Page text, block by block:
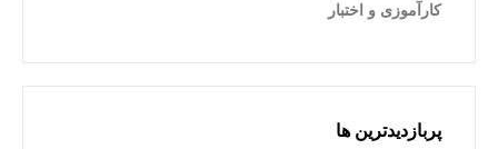
کارآموزی و اختبار
پربازدیدترین ها